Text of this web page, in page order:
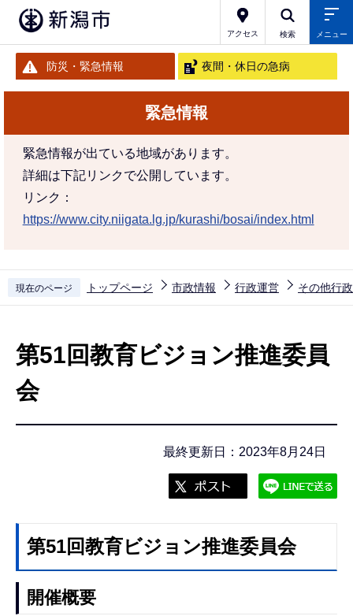
アクセス 検索 メニュー
防災・緊急情報 夜間・休日の急病
緊急情報
緊急情報が出ている地域があります。
詳細は下記リンクで公開しています。
リンク：
https://www.city.niigata.lg.jp/kurashi/bosai/index.html
現在のページ トップページ 市政情報 行政運営 その他行
第51回教育ビジョン推進委員
会
最終更新日：2023年8月24日
第51回教育ビジョン推進委員会
開催概要